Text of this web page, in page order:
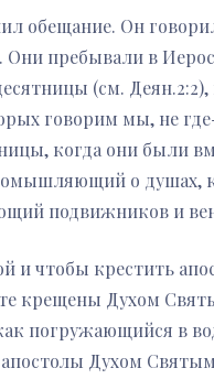
обещание. Он
Они пребывали в
(см.
говорим мы, не
когда они были
о душах,
подвижников и
и чтобы крестить
крещены Духом
погружающийся в
Духом